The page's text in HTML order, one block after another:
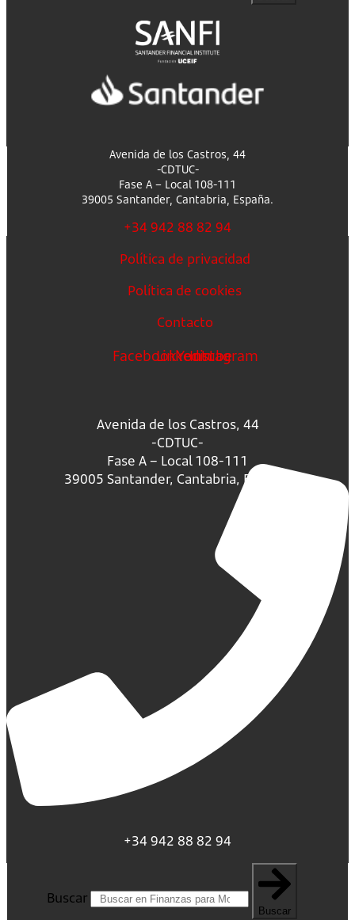
Avenida de los Castros, 44
-CDTUC-
Fase A – Local 108-111
39005 Santander, Cantabria, España.
+34 942 88 82 94
Política de privacidad
Política de cookies
Contacto
FacebookLinkedin
Youtube
Instagram
Avenida de los Castros, 44
-CDTUC-
Fase A – Local 108-111
39005 Santander, Cantabria, España.
+34 942 88 82 94
Buscar
Buscar